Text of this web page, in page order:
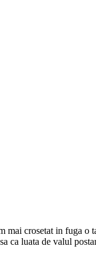
crosetat in fuga o
ca luata de valul